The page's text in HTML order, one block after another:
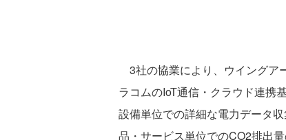
3社の協業により、ウイングア
ラコムのIoT通信・クラウド連携
設備単位での詳細な電力データ
品・サービス単位でのCO2排出